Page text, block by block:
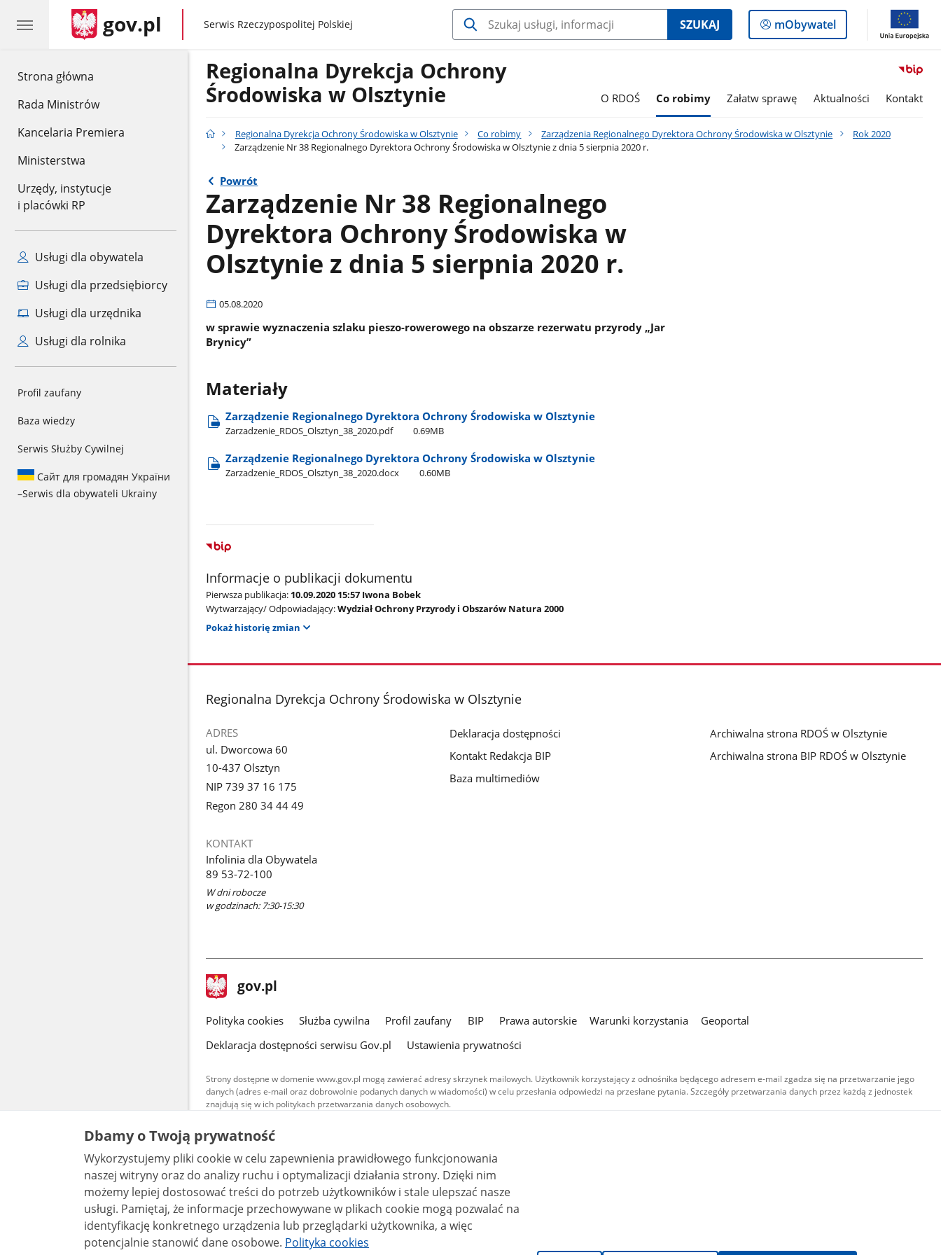
Strona główna
Rada Ministrów
Kancelaria Premiera
Ministerstwa
Urzędy, instytucje
i placówki RP
Usługi dla obywatela
Usługi dla przedsiębiorcy
Usługi dla urzędnika
Usługi dla rolnika
Profil zaufany
Baza wiedzy
Serwis Służby Cywilnej
Сайт для громадян України
–Serwis dla obywateli Ukrainy
gov.pl gov.pl
Serwis Rzeczypospolitej Polskiej SZUKAJ
Logowanie
do
mObywatel
Regionalna Dyrekcja Ochrony
Środowiska w Olsztynie
O RDOŚ Co robimy Załatw sprawę Aktualności Kontakt
Regionalna Dyrekcja Ochrony Środowiska w Olsztynie Co robimy Zarządzenia Regionalnego Dyrektora Ochrony Środowiska w Olsztynie
Rok 2020
Zarządzenie Nr 38 Regionalnego Dyrektora Ochrony Środowiska w Olsztynie z dnia 5 sierpnia 2020 r.
Powrót
Zarządzenie Nr 38 Regionalnego
Dyrektora Ochrony Środowiska w
Olsztynie z dnia 5 sierpnia 2020 r.
05.08.2020
w sprawie wyznaczenia szlaku pieszo-rowerowego na obszarze rezerwatu przyrody „Jar
Brynicy”
Materiały
Zarządzenie Regionalnego Dyrektora Ochrony Środowiska w Olsztynie
Zarzadzenie​_RDOS​_Olsztyn​_38​_2020.pdf 0.69MB
Zarządzenie Regionalnego Dyrektora Ochrony Środowiska w Olsztynie
Zarzadzenie​_RDOS​_Olsztyn​_38​_2020.docx 0.60MB
Informacje o publikacji dokumentu
Pierwsza publikacja: 10.09.2020 15:57 Iwona Bobek
Wytwarzający/ Odpowiadający:Wydział Ochrony Przyrody i Obszarów Natura 2000
Pokaż historię zmian
stopka
Regionalna Dyrekcja Ochrony Środowiska w Olsztynie
ADRES
ul. Dworcowa 60
10-437 Olsztyn
NIP 739 37 16 175
Regon 280 34 44 49
KONTAKT
Infolinia dla Obywatela
89 53-72-100
W dni robocze
w godzinach: 7:30-15:30
Deklaracja dostępności
Kontakt Redakcja BIP
Baza multimediów
Archiwalna strona RDOŚ w Olsztynie
Archiwalna strona BIP RDOŚ w Olsztynie
stopka
gov.pl Strona
gov.pl
gov.pl
Polityka cookies Służba cywilna Profil zaufany BIP Prawa autorskie Warunki korzystania
Geoportal
Deklaracja dostępności serwisu Gov.pl
Ustawienia prywatności
Strony dostępne w domenie www.gov.pl mogą zawierać adresy skrzynek mailowych. Użytkownik korzystający z odnośnika będącego adresem e-mail zgadza się na przetwarzanie jego
danych (adres e-mail oraz dobrowolnie podanych danych w wiadomości) w celu przesłania odpowiedzi na przesłane pytania. Szczegóły przetwarzania danych przez każdą z jednostek
znajdują się w ich politykach przetwarzania danych osobowych.
Treści tekstowe publikowane w serwisie (z wyłączeniem treści audiowizualnych), są
udostępniane na licencji typu Creative Commons: uznanie autorstwa - na tych samych
warunkach 4.0 (CC BY-SA 4.0). Materiały audiowizualne, w tym zdjęcia, materiały audio i wideo,
są udostępniane na licencji typu Creative Commons: uznanie autorstwa użycie niekomercyjne -
bez utworów zależnych 4.0 (CC BY-NC-ND 4.0), o ile nie jest to stwierdzone inaczej.
Dbamy o Twoją prywatność
Wykorzystujemy pliki cookie w celu zapewnienia prawidłowego funkcjonowania
naszej witryny oraz do analizy ruchu i optymalizacji działania strony. Dzięki nim
możemy lepiej dostosować treści do potrzeb użytkowników i stale ulepszać nasze
usługi. Pamiętaj, że informacje przechowywane w plikach cookie mogą pozwalać na
identyfikację konkretnego urządzenia lub przeglądarki użytkownika, a więc
potencjalnie stanowić dane osobowe. Polityka cookies